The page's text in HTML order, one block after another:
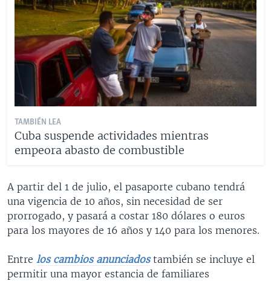
TAMBIÉN LEA
Cuba suspende actividades mientras
empeora abasto de combustible
A partir del 1 de julio, el pasaporte cubano tendrá
una vigencia de 10 años, sin necesidad de ser
prorrogado, y pasará a costar 180 dólares o euros
para los mayores de 16 años y 140 para los menores.
Entre los cambios anunciadostambién se incluye el
permitir una mayor estancia de familiares